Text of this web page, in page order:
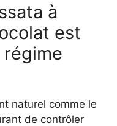
à
est
naturel comme le
de contrôler